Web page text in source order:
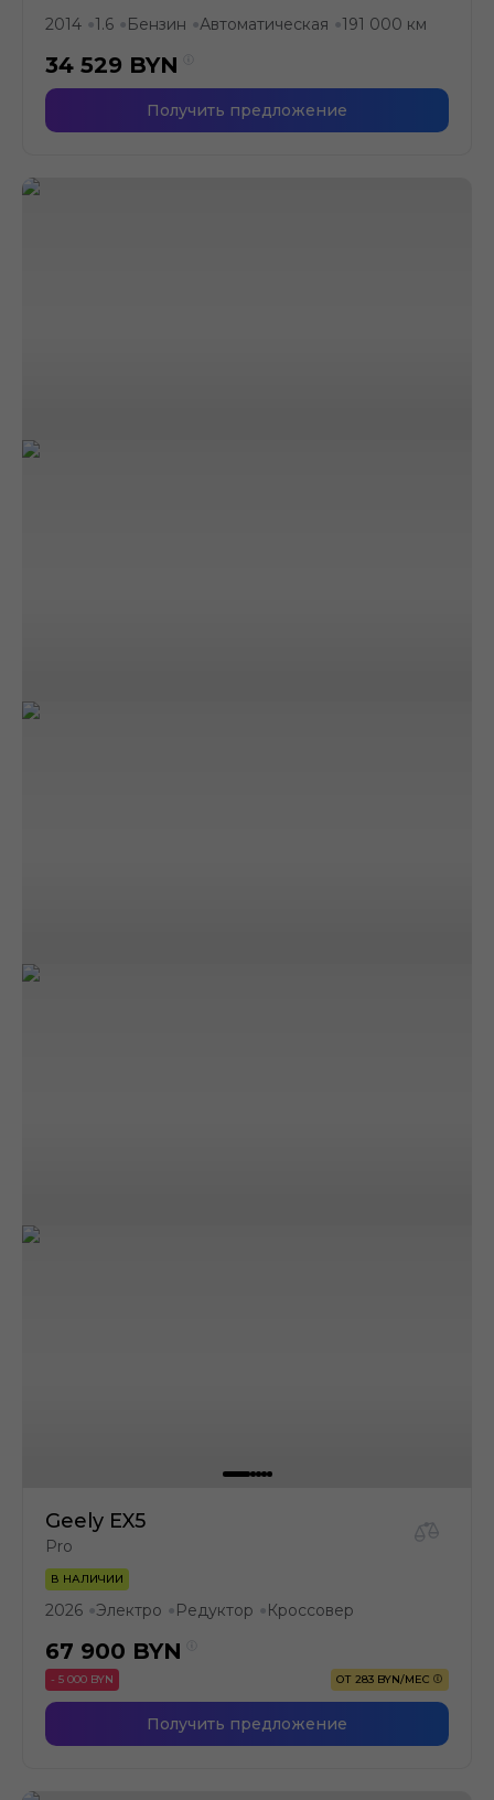
2014 ●1.6 ● Бензин ●Автоматическая ●191 000 км
34 529 BYN
Получить предложение
Geely EX5
Pro
В НАЛИЧИИ
2026 ●Электро ● Редуктор ● Кроссовер
67 900 BYN
- 5 000 BYN ОТ 283 BYN/МЕС
Получить предложение